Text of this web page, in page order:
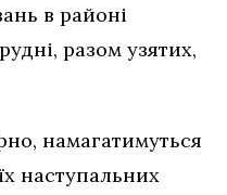
в районі
разом узятих,
намагатимуться
наступальних